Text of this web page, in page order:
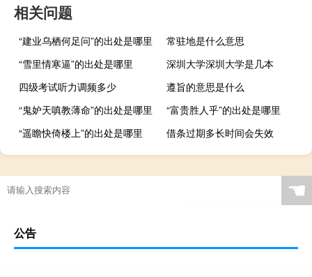
相关问题
“建业乌栖何足问”的出处是哪里
常驻地是什么意思
“雪里情寒逼”的出处是哪里
深圳大学深圳大学是几本
四级考试听力调频多少
遵旨的意思是什么
“鬼妒天嗔教薄命”的出处是哪里
“富贵胜人乎”的出处是哪里
“遥瞻快倚楼上”的出处是哪里
借条过期多长时间会失效
☚
公告